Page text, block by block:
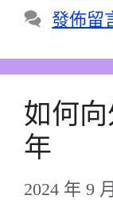
類
發佈留
如何
年
2024 年 9